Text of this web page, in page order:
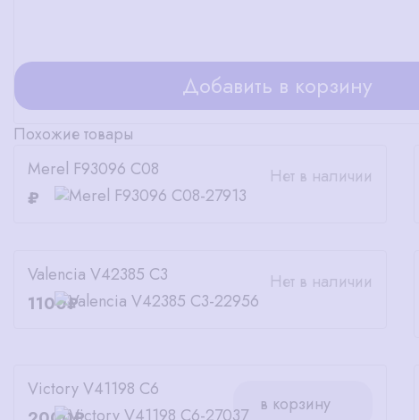
Добавить в корзину
Похожие товары
Merel F93096 C08
₽
Нет в наличии
Valencia V42385 C3
1100₽
Нет в наличии
Victory V41198 C6
в корзину